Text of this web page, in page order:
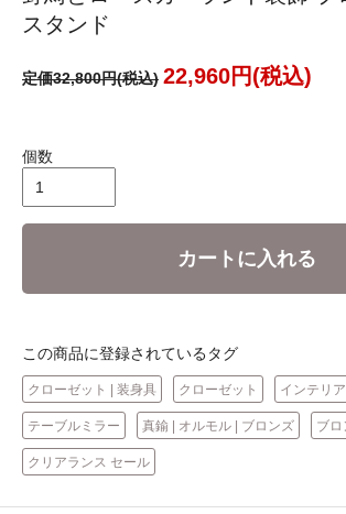
スタンド
定価32,800円(税込) 22,960円(税込)
個数
カートに入れる
この商品に登録されているタグ
クローゼット | 装身具 クローゼット インテリ
テーブルミラー 真鍮 | オルモル | ブロンズ ブロ
クリアランス セール